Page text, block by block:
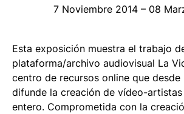
7 Noviembre 2014 – 08
Esta exposición muestra el trabajo
plataforma/archivo audiovisual La
centro de recursos online que desde
difunde la creación de vídeo-
entero. Comprometida con la